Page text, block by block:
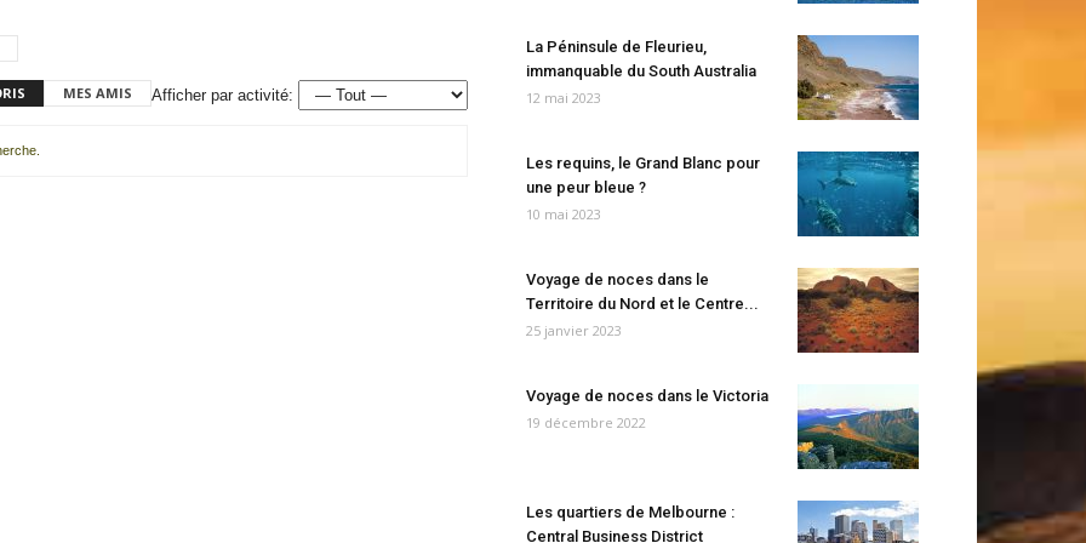
MES AMIS Afficher par activité:
La Péninsule de Fleurieu,
immanquable du South Australia
12 mai 2023
Les requins, le Grand Blanc pour
une peur bleue ?
10 mai 2023
Voyage de noces dans le
Territoire du Nord et le Centre...
25 janvier 2023
Voyage de noces dans le Victoria
19 décembre 2022
Les quartiers de Melbourne :
Central Business District